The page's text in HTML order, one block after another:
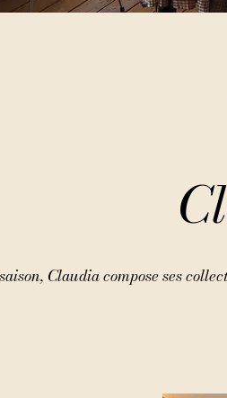
Claudia compose ses